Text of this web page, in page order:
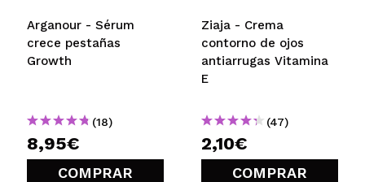
Arganour - Sérum
crece pestañas
Growth
(18)
8,95€
COMPRAR
Ziaja - Crema
contorno de ojos
antiarrugas Vitamina
E
(47)
2,10€
COMPRAR